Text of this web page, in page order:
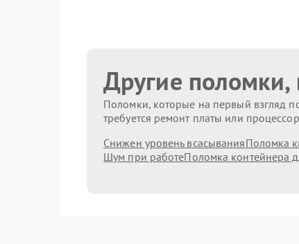
Другие
Поломки, которые на первый взгляд
требуется ремонт платы или
Снижен уровень всасыванияПоломка
Шум при работеПоломка контейнера